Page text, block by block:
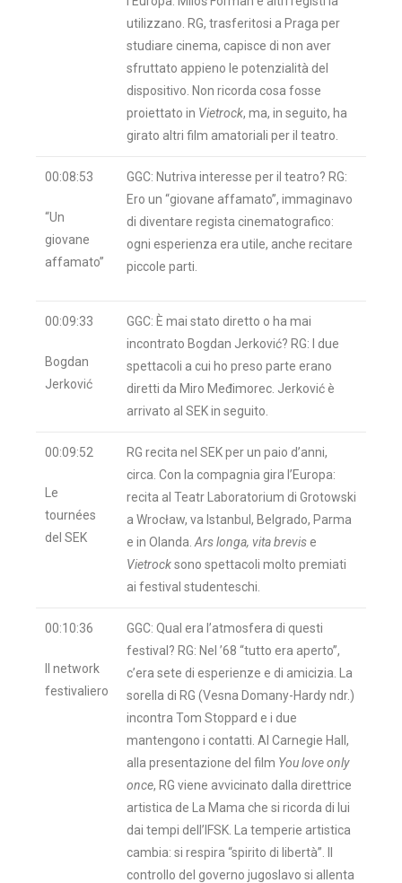
utilizzano. RG, trasferitosi a Praga per
studiare cinema, capisce di non aver
sfruttato appieno le potenzialità del
dispositivo. Non ricorda cosa fosse
proiettato in Vietrock, ma, in seguito, ha
girato altri film amatoriali per il teatro.
00:08:53
“Un
giovane
affamato”
GGC: Nutriva interesse per il teatro? RG:
Ero un “giovane affamato”, immaginavo
di diventare regista cinematografico:
ogni esperienza era utile, anche recitare
piccole parti.
00:09:33
Bogdan
Jerković
GGC: È mai stato diretto o ha mai
incontrato Bogdan Jerković? RG: I due
spettacoli a cui ho preso parte erano
diretti da Miro Međimorec. Jerković è
arrivato al SEK in seguito.
00:09:52
Le
tournées
del SEK
RG recita nel SEK per un paio d’anni,
circa. Con la compagnia gira l’Europa:
recita al Teatr Laboratorium di Grotowski
a Wrocław, va Istanbul, Belgrado, Parma
e in Olanda. Ars longa, vita brevise
Vietrocksono spettacoli molto premiati
ai festival studenteschi.
00:10:36
Il network
festivaliero
GGC: Qual era l’atmosfera di questi
festival? RG: Nel ’68 “tutto era aperto”,
c’era sete di esperienze e di amicizia. La
sorella di RG (Vesna Domany-Hardy ndr.)
incontra Tom Stoppard e i due
mantengono i contatti. Al Carnegie Hall,
alla presentazione del film You love only
once, RG viene avvicinato dalla direttrice
artistica de La Mama che si ricorda di lui
dai tempi dell’IFSK. La temperie artistica
cambia: si respira “spirito di libertà”. Il
controllo del governo jugoslavo si allenta